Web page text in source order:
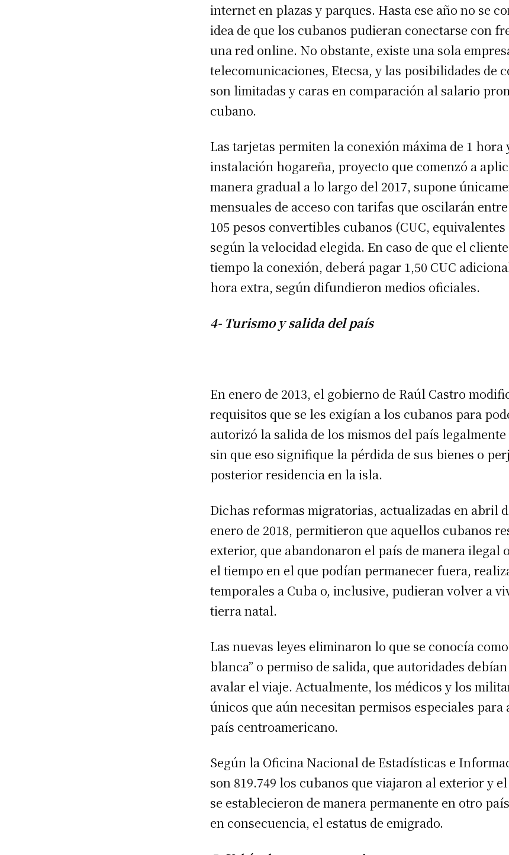
internet en plazas y parques. Hasta ese año no se
idea de que los cubanos pudieran conectarse con
una red online. No obstante, existe una sola
telecomunicaciones, Etecsa, y las posibilidades de
son limitadas y caras en comparación al salario
cubano.
Las tarjetas permiten la conexión máxima de 1 hora
instalación hogareña, proyecto que comenzó a
manera gradual a lo largo del 2017, supone
mensuales de acceso con tarifas que oscilarán
105 pesos convertibles cubanos (CUC, equivalentes
según la velocidad elegida. En caso de que el
tiempo la conexión, deberá pagar 1,50 CUC
hora extra, según difundieron medios oficiales.
4- Turismo y salida del país
En enero de 2013, el gobierno de Raúl Castro
requisitos que se les exigían a los cubanos para
autorizó la salida de los mismos del país
sin que eso signifique la pérdida de sus bienes o
posterior residencia en la isla.
Dichas reformas migratorias, actualizadas en abril
enero de 2018, permitieron que aquellos cubanos
exterior, que abandonaron el país de manera ilegal
el tiempo en el que podían permanecer fuera,
temporales a Cuba o, inclusive, pudieran volver a
tierra natal.
Las nuevas leyes eliminaron lo que se conocía
blanca” o permiso de salida, que autoridades
avalar el viaje. Actualmente, los médicos y los
únicos que aún necesitan permisos especiales para
país centroamericano.
Según la Oficina Nacional de Estadísticas e
son 819.749 los cubanos que viajaron al exterior y
se establecieron de manera permanente en otro
en consecuencia, el estatus de emigrado.